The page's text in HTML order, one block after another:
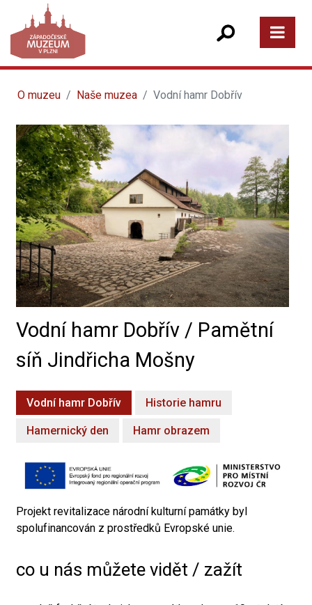
O muzeu Naše muzea Vodní hamr Dobřív
Vodní hamr Dobřív / Pamětní
síň Jindřicha Mošny
Vodní hamr Dobřív Historie hamru
Hamernický den Hamr obrazem
Projekt revitalizace národní kulturní památky byl
spolufinancován z prostředků Evropské unie.
co u nás můžete vidět / zažít